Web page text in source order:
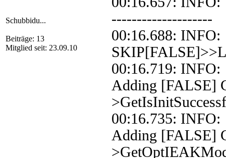
Schubbidu...
Beiträge: 13
Mitglied seit: 23.09.10
--------------------
00:16.688:
00:16.719:
Adding [FALSE]
00:16.735:
Adding [FALSE]